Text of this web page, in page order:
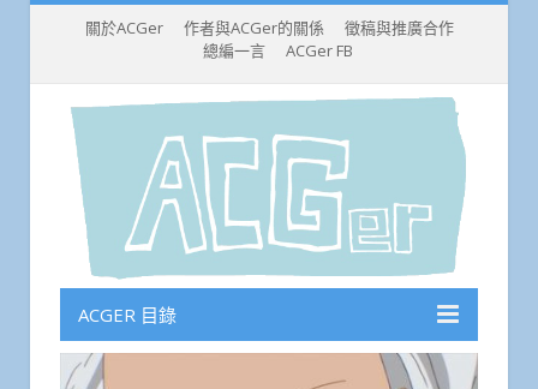
關於ACGer 作者與ACGer的關係
徵稿與推廣合作
總編一言
ACGer FB
ACGER 目錄